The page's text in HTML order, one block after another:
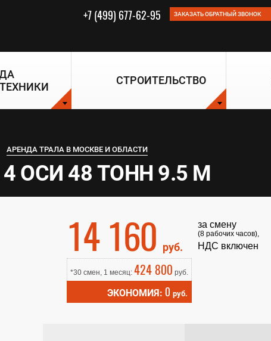
ЗАКАЗАТЬ ОБРАТНЫЙ ЗВОНОК
+7 (499) 677-62-95
СТРОИТЕЛЬСТВО
АРЕНДА ТРАЛА В МОСКВЕ И ОБЛАСТИ
ОСИ 48 ТОНН 9.5 М
14 160руб.
за смену
(8 рабочих часов),
НДС включен
*30 смен, 1 месяц: 424 800 руб.
ЭКОНОМИЯ: 0 руб.